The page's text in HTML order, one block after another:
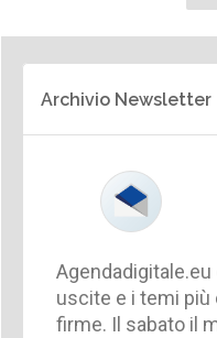
Archivio Newsletter
uscite e i temi più
firme. Il sabato il